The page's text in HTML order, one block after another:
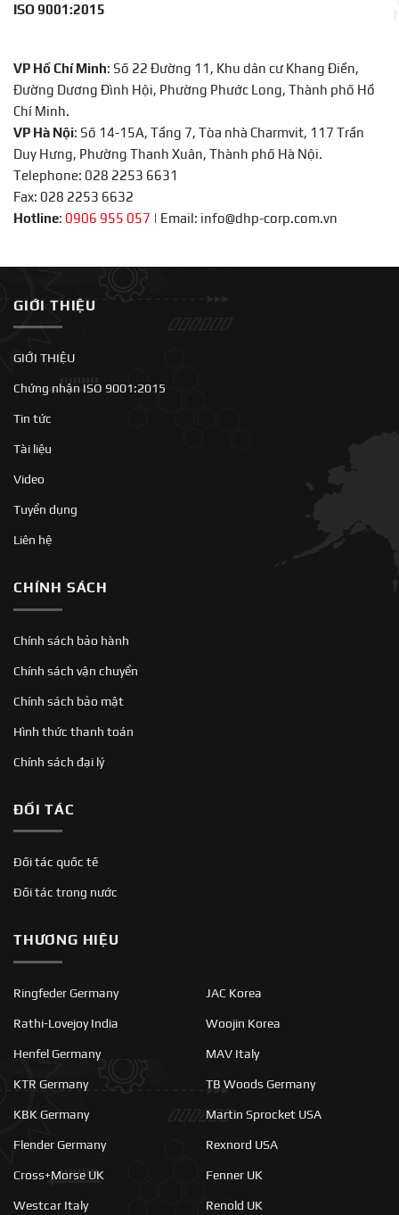
ISO 9001:2015
VP Hồ Chí Minh: Số 22 Đường 11, Khu dân cư Khang Điền,
Đường Dương Đình Hội, Phường Phước Long, Thành phố Hồ
Chí Minh.
VP Hà Nội: Số 14-15A, Tầng 7, Tòa nhà Charmvit, 117 Trần
Duy Hưng, Phường Thanh Xuân, Thành phố Hà Nội.
Telephone: 028 2253 6631
Fax: 028 2253 6632
Hotline: 0906 955 057 | Email: info@dhp-corp.com.vn
GIỚI THIỆU
GIỚI THIỆU
Chứng nhận ISO 9001:2015
Tin tức
Tài liệu
Video
Tuyển dụng
Liên hệ
CHÍNH SÁCH
Chính sách bảo hành
Chính sách vận chuyển
Chính sách bảo mật
Hình thức thanh toán
Chính sách đại lý
ĐỐI TÁC
Đối tác quốc tế
Đối tác trong nước
THƯƠNG HIỆU
Ringfeder Germany
Rathi-Lovejoy India
Henfel Germany
KTR Germany
KBK Germany
Flender Germany
Cross+Morse UK
Westcar Italy
JAC Korea
Woojin Korea
MAV Italy
TB Woods Germany
Martin Sprocket USA
Rexnord USA
Fenner UK
Renold UK